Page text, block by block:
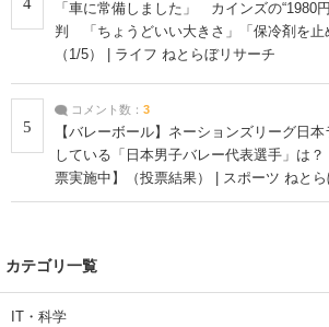
「車に常備しました」 カインズの“1980
判 「ちょうどいい大きさ」「保冷剤を止
（1/5） | ライフ ねとらぼリサーチ
5
コメント数： 3
【バレーボール】ネーションズリーグ日
している「日本男子バレー代表選手」は
票実施中】（投票結果） | スポーツ ねと
カテゴリ一覧
IT・科学